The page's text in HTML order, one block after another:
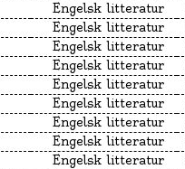
Engelsk litteratur
Engelsk litteratur
Engelsk litteratur
Engelsk litteratur
Engelsk litteratur
Engelsk litteratur
Engelsk litteratur
Engelsk litteratur
Engelsk litteratur